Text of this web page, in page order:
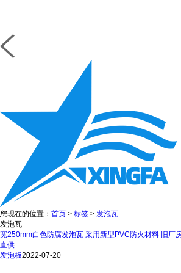
您现在的位置： 首页 > 标签 > 发泡瓦
发泡瓦
宽250mm白色防腐发泡瓦 采用新型PVC防火材料 旧厂
直供
发泡板2022-07-20